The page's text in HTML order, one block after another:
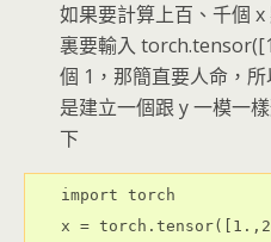
如果要計算上百、千個
裏要輸入
個 1，那簡直要人命，
是建立一個跟 y 一模一
下
import torch
x =